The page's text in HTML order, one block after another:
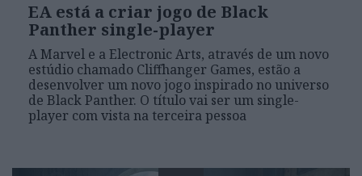
EA está a criar jogo de Black
Panther single-player
A Marvel e a Electronic Arts, através de um novo
estúdio chamado Cliffhanger Games, estão a
desenvolver um novo jogo inspirado no universo
de Black Panther. O título vai ser um single-
player com vista na terceira pessoa